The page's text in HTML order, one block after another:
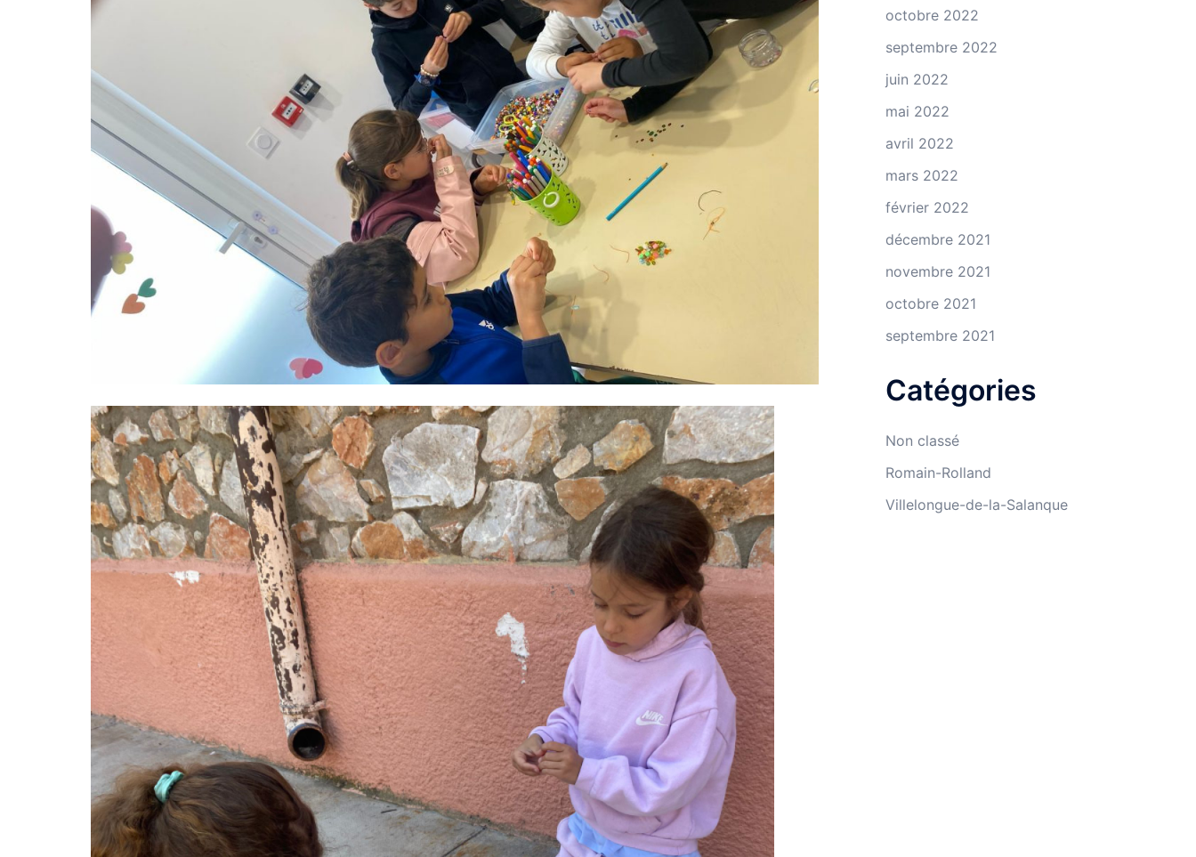
octobre 2022
septembre 2022
juin 2022
mai 2022
avril 2022
mars 2022
février 2022
décembre 2021
novembre 2021
octobre 2021
septembre 2021
Catégories
Non classé
Romain-Rolland
Villelongue-de-la-Salanque